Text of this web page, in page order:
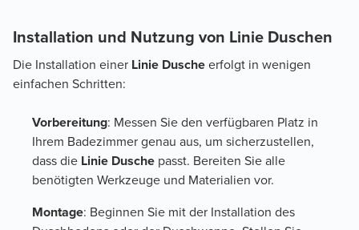
Installation und Nutzung von Linie Duschen
Die Installation einer Linie Duscheerfolgt in wenigen
einfachen Schritten:
Vorbereitung: Messen Sie den verfügbaren Platz in
Ihrem Badezimmer genau aus, um sicherzustellen,
dass die Linie Dusche passt. Bereiten Sie alle
benötigten Werkzeuge und Materialien vor.
Montage: Beginnen Sie mit der Installation des